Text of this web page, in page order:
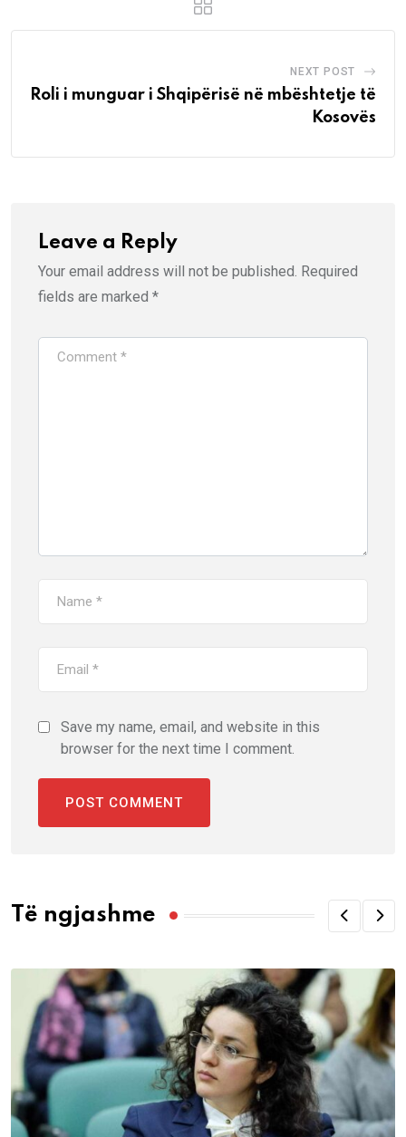
NEXT POST
Roli i munguar i Shqipërisë në mbështetje të
Kosovës
Leave a Reply
Your email address will not be published. Required
fields are marked *
Save my name, email, and website in this
browser for the next time I comment.
Të ngjashme